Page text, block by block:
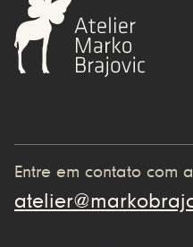
Entre em contato com